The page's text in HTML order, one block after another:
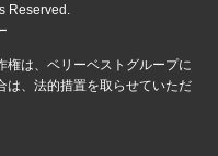
Reserved.
権は、ベリーベストグループに
は、法的措置を取らせていただ